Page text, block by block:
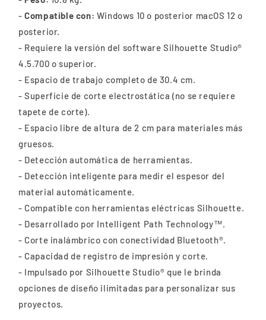
-Compatible con: Windows 10 o posterior macOS 12 o
posterior.
- Requiere la versión del software Silhouette Studio®
4.5.700 o superior​.
- Espacio de trabajo completo de 30.4 cm.
- Superficie de corte electrostática (no se requiere
tapete de corte).
- Espacio libre de altura de 2 cm para materiales más
gruesos.
- Detección automática de herramientas.
- Detección inteligente para medir el espesor del
material automáticamente.
- Compatible con herramientas eléctricas Silhouette.
- Desarrollado por Intelligent Path Technology™.
- Corte inalámbrico con conectividad Bluetooth®.
- Capacidad de registro de impresión y corte.
- Impulsado por Silhouette Studio® que le brinda
opciones de diseño ilimitadas para personalizar sus
proyectos.